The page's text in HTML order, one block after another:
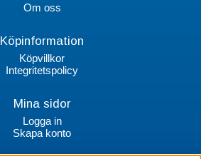
Om oss
Köpinformation
Köpvillkor
Integritetspolicy
Mina sidor
Logga in
Skapa konto